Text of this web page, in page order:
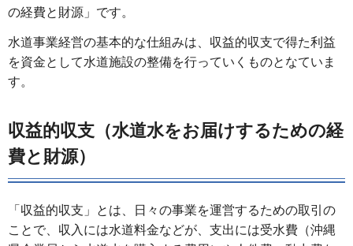
の経費と財源」です。
水道事業経営の基本的な仕組みは、収益的収支で得た利益
を資金として水道施設の整備を行っていくものとなていま
す。
収益的収支（水道水をお届けするための経
費と財源）
「収益的収支」とは、日々の事業を運営するための取引の
ことで、収入には水道料金などが、支出には受水費（沖縄